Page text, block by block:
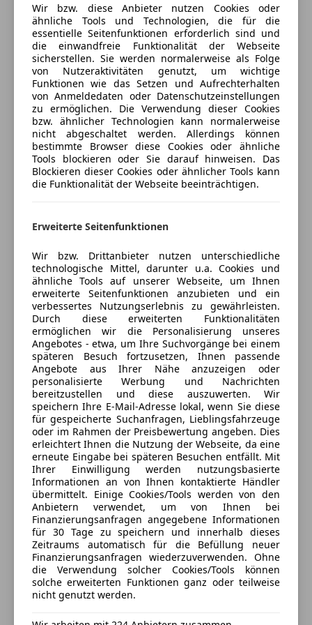
Kopfairbag
LED-Tagfahrlicht
Müdigkeitswarnsystem
Nebelscheinwerfer
Notbremsassistent
Reifendruckkontrollsystem
Seitenairbag
Servolenkung
Spurhalteassistent
Tagfahrlicht
Traktionskontrolle
Verkehrszeichenerkennung
Zentralverriegelung
Alufelgen
Dachreling
Innenspiegel automatisch abblendend
Sportsitze
Touchscreen
*Heckscheibenwischer
*Gepäckraumbeleuchtung
*Scheibenbremsen vorn und hinten
*ABS
*Kopfstützen vorn, höhenverstellbar
*Dritte Bremsleuchte
*LED-Rückleuchten
*12-Volt-Anschluss im Gepäckraum
*Akustisches Fahrzeugwarnsystem (AVAS)
*Ambientebeleuchtung vorn
*Dachkonsole mit Brillenablagefach
*Dachspoiler in Wagenfarbe lackiert
*Digitale Instrumententafel 12,3''
*Doppelrohr-Auspuffanlage
*E-Call
*Feststellbremse, elektrisch mit Auto Hold-Funktion
*Flexible Gepäckraumabdeckung, abnehmbar
*Ford Easy Fuel (Komfort-Tankverschluss und
Jetzt berechnen
Verkäufer Händler
MVC Gebrauchtwagenzentrum
Brunn
Sternebewertung 5 von 5
5Sterne
(100% Weiterempfehlungen)
Verkauf
Geschlossen
Öffnet um 9:00
Wiener Straße 139
2345 Brunn am Gebirge, AT
Kontakt
Aleksandar MARKOVIC
Verkauf
Spricht:Deutsch, English, Bosanski,
Hrvatski
Nummer anzeigen
Alle Fahrzeuge des Anbieters
Anbieter kontaktieren
Deine Nachricht
Wir bzw. diese Anbieter nutzen Cookies oder
ähnliche Tools und Technologien, die für die
essentielle Seitenfunktionen erforderlich sind und
die einwandfreie Funktionalität der Webseite
sicherstellen. Sie werden normalerweise als Folge
von Nutzeraktivitäten genutzt, um wichtige
Funktionen wie das Setzen und Aufrechterhalten
von Anmeldedaten oder Datenschutzeinstellungen
zu ermöglichen. Die Verwendung dieser Cookies
bzw. ähnlicher Technologien kann normalerweise
nicht abgeschaltet werden. Allerdings können
bestimmte Browser diese Cookies oder ähnliche
Tools blockieren oder Sie darauf hinweisen. Das
Blockieren dieser Cookies oder ähnlicher Tools kann
die Funktionalität der Webseite beeinträchtigen.
Erweiterte Seitenfunktionen
Wir bzw. Drittanbieter nutzen unterschiedliche
technologische Mittel, darunter u.a. Cookies und
ähnliche Tools auf unserer Webseite, um Ihnen
erweiterte Seitenfunktionen anzubieten und ein
verbessertes Nutzungserlebnis zu gewährleisten.
Durch diese erweiterten Funktionalitäten
ermöglichen wir die Personalisierung unseres
Angebotes - etwa, um Ihre Suchvorgänge bei einem
späteren Besuch fortzusetzen, Ihnen passende
Angebote aus Ihrer Nähe anzuzeigen oder
personalisierte Werbung und Nachrichten
bereitzustellen und diese auszuwerten. Wir
speichern Ihre E-Mail-Adresse lokal, wenn Sie diese
für gespeicherte Suchanfragen, Lieblingsfahrzeuge
oder im Rahmen der Preisbewertung angeben. Dies
erleichtert Ihnen die Nutzung der Webseite, da eine
erneute Eingabe bei späteren Besuchen entfällt. Mit
Ihrer Einwilligung werden nutzungsbasierte
Informationen an von Ihnen kontaktierte Händler
übermittelt. Einige Cookies/Tools werden von den
Anbietern verwendet, um von Ihnen bei
Finanzierungsanfragen angegebene Informationen
für 30 Tage zu speichern und innerhalb dieses
Zeitraums automatisch für die Befüllung neuer
Finanzierungsanfragen wiederzuverwenden. Ohne
die Verwendung solcher Cookies/Tools können
solche erweiterten Funktionen ganz oder teilweise
nicht genutzt werden.